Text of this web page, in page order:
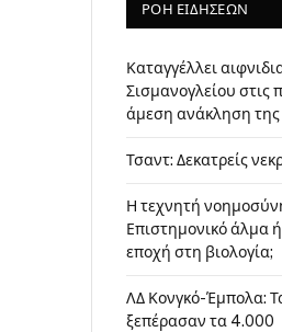
ΡΟΗ ΕΙΔΗΣΕΩΝ
Καταγγέλλει
Σισμανογλείου στις
άμεση ανάκληση
Τσαντ: Δεκατρείς
Η τεχνητή
Επιστημονικό άλμα
εποχή στη βιολογία;
ΛΔ Κονγκό-Έμπολα:
ξεπέρασαν τα 4.000